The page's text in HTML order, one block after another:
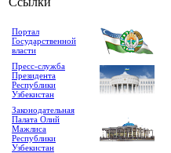
Портал
Государственной
власти
Пресс-служба
Президента
Республики
Узбекистан
Законодательная
Палата Олий
Мажлиса
Республики
Узбекистан